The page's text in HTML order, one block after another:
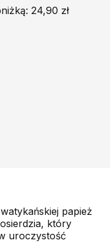
24,90 zł
papież
który
uroczystość